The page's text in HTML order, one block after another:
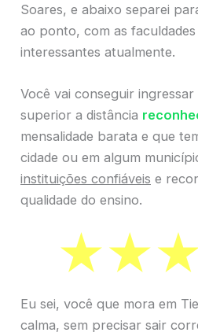
Soares, e abaixo separei
ao ponto, com as faculdades
interessantes atualmente.
Você vai conseguir
superior a distância
mensalidade barata e que
cidade ou em algum
instituições confiáveis e
qualidade do ensino.
Eu sei, você que mora em
calma, sem precisar sair